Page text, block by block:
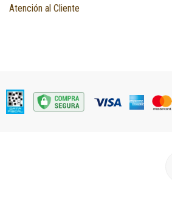
Atención al Cliente